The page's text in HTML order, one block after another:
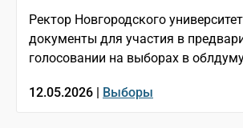
Ректор Новгородского
документы для участия в
голосовании на выборах в
12.05.2026 | Выборы